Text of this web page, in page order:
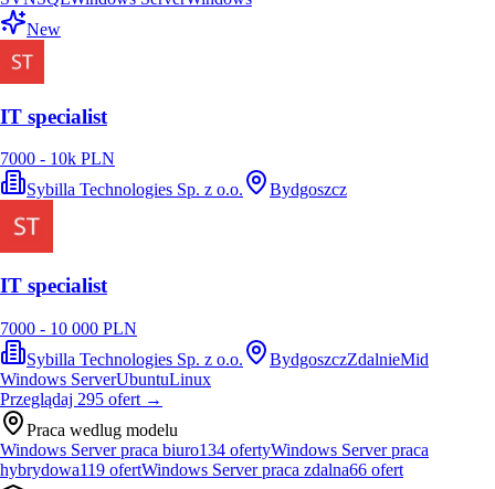
New
IT specialist
7000 - 10k PLN
Sybilla Technologies Sp. z o.o.
Bydgoszcz
IT specialist
7000 - 10 000 PLN
Sybilla Technologies Sp. z o.o.
BydgoszczZdalnieMid
Windows ServerUbuntuLinux
Przeglądaj 295 ofert →
Praca wedlug modelu
Windows Server praca biuro134 ofertyWindows Server praca
hybrydowa119 ofertWindows Server praca zdalna66 ofert